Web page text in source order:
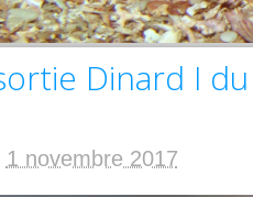
Dinard I
1 novembre 2017